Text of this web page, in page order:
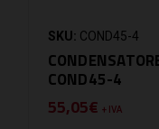
SKU: COND45-4
COND45-4
55,05€ + IVA